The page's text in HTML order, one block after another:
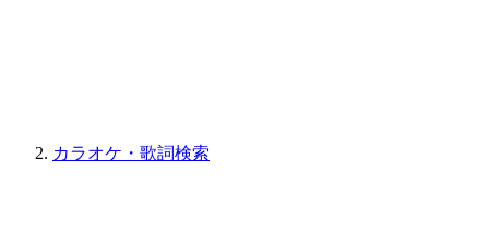
カラオケ・歌詞検索